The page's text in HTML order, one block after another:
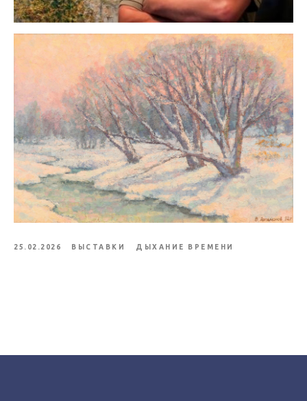
25.02.2026 ВЫСТАВКИ ДЫХАНИЕ ВРЕМЕНИ